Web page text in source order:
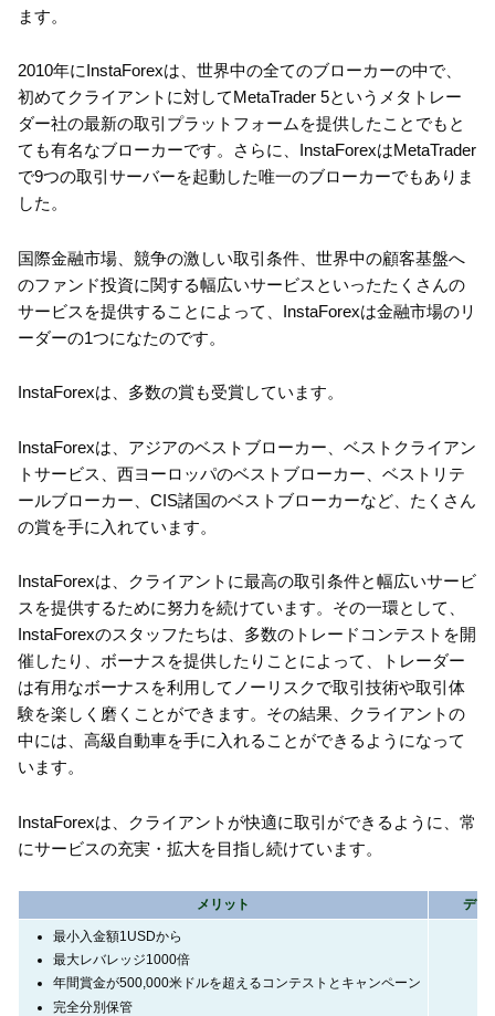
ます。
2010年にInstaForexは、世界中の全てのブローカーの中で、
初めてクライアントに対してMetaTrader 5というメタトレー
ダー社の最新の取引プラットフォームを提供したことでもと
ても有名なブローカーです。さらに、InstaForexはMetaTrader
で9つの取引サーバーを起動した唯一のブローカーでもありま
した。
国際金融市場、競争の激しい取引条件、世界中の顧客基盤へ
のファンド投資に関する幅広いサービスといったたくさんの
サービスを提供することによって、InstaForexは金融市場のリ
ーダーの1つになたのです。
InstaForexは、多数の賞も受賞しています。
InstaForexは、アジアのベストブローカー、ベストクライアン
トサービス、西ヨーロッパのベストブローカー、ベストリテ
ールブローカー、CIS諸国のベストブローカーなど、たくさん
の賞を手に入れています。
InstaForexは、クライアントに最高の取引条件と幅広いサービ
スを提供するために努力を続けています。その一環として、
InstaForexのスタッフたちは、多数のトレードコンテストを開
催したり、ボーナスを提供したりことによって、トレーダー
は有用なボーナスを利用してノーリスクで取引技術や取引体
験を楽しく磨くことができます。その結果、クライアントの
中には、高級自動車を手に入れることができるようになって
います。
InstaForexは、クライアントが快適に取引ができるように、常
にサービスの充実・拡大を目指し続けています。
メリット デメ
最小入金額1USDから
最大レバレッジ1000倍
年間賞金が500,000米ドルを超えるコンテストとキャンペーン
完全分別保管